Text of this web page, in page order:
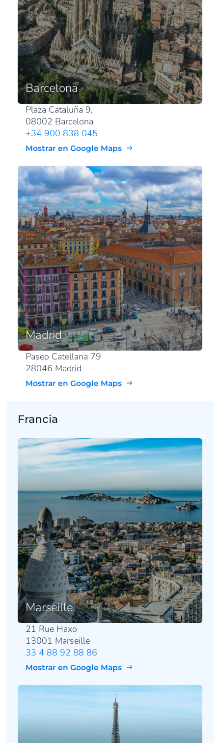
Barcelona
Plaza Cataluña 9,
08002 Barcelona
+34 900 838 045
Mostrar en Google Maps
Madrid
Paseo Catellana 79
28046 Madrid
Mostrar en Google Maps
Francia
Marseille
21 Rue Haxo
13001 Marseille
33 4 88 92 88 86
Mostrar en Google Maps